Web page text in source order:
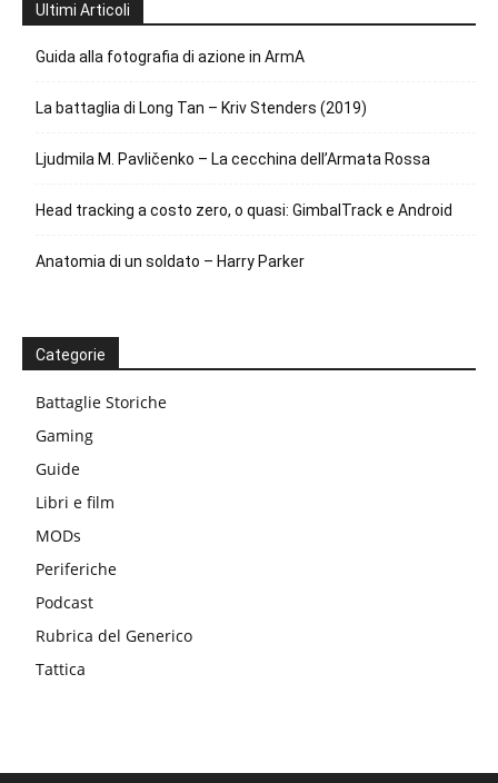
Ultimi Articoli
Guida alla fotografia di azione in ArmA
La battaglia di Long Tan – Kriv Stenders (2019)
Ljudmila M. Pavličenko – La cecchina dell’Armata Rossa
Head tracking a costo zero, o quasi: GimbalTrack e Android
Anatomia di un soldato – Harry Parker
Categorie
Battaglie Storiche
Gaming
Guide
Libri e film
MODs
Periferiche
Podcast
Rubrica del Generico
Tattica